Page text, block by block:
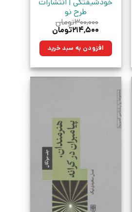
طرح نو
۳۰۰,۰۰۰تومان
قیمت
۳۰۰,۰۰۰تومان
بود.
۲۱۴,۵۰۰تومانقیمت
۲۱۴,۵۰۰تومان.افزودن به سبد خرید